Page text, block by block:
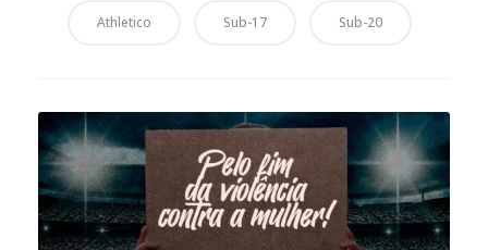
Athletico Sub-17 Sub-20